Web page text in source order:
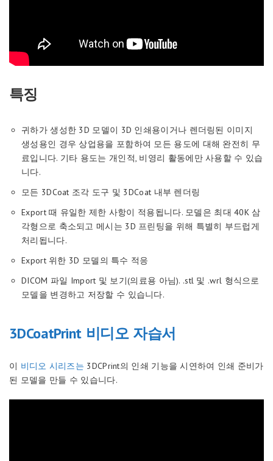
특징
귀하가 생성한 3D 모델이 3D 인쇄용이거나 렌더링된 이미지
생성용인 경우 상업용을 포함하여 모든 용도에 대해 완전히 무
료입니다. 기타 용도는 개인적, 비영리 활동에만 사용할 수 있습
니다.
모든 3DCoat 조각 도구 및 3DCoat 내부 렌더링
Export 때 유일한 제한 사항이 적용됩니다. 모델은 최대 40K 삼
각형으로 축소되고 메시는 3D 프린팅을 위해 특별히 부드럽게
처리됩니다.
Export 위한 3D 모델의 특수 적응
DICOM 파일 Import 및 보기(의료용 아님). .stl 및 .wrl 형식으로
모델을 변경하고 저장할 수 있습니다.
3DCoatPrint 비디오 자습서
이 비디오 시리즈는 3DCPrint의 인쇄 기능을 시연하여 인쇄 준비가
된 모델을 만들 수 있습니다.